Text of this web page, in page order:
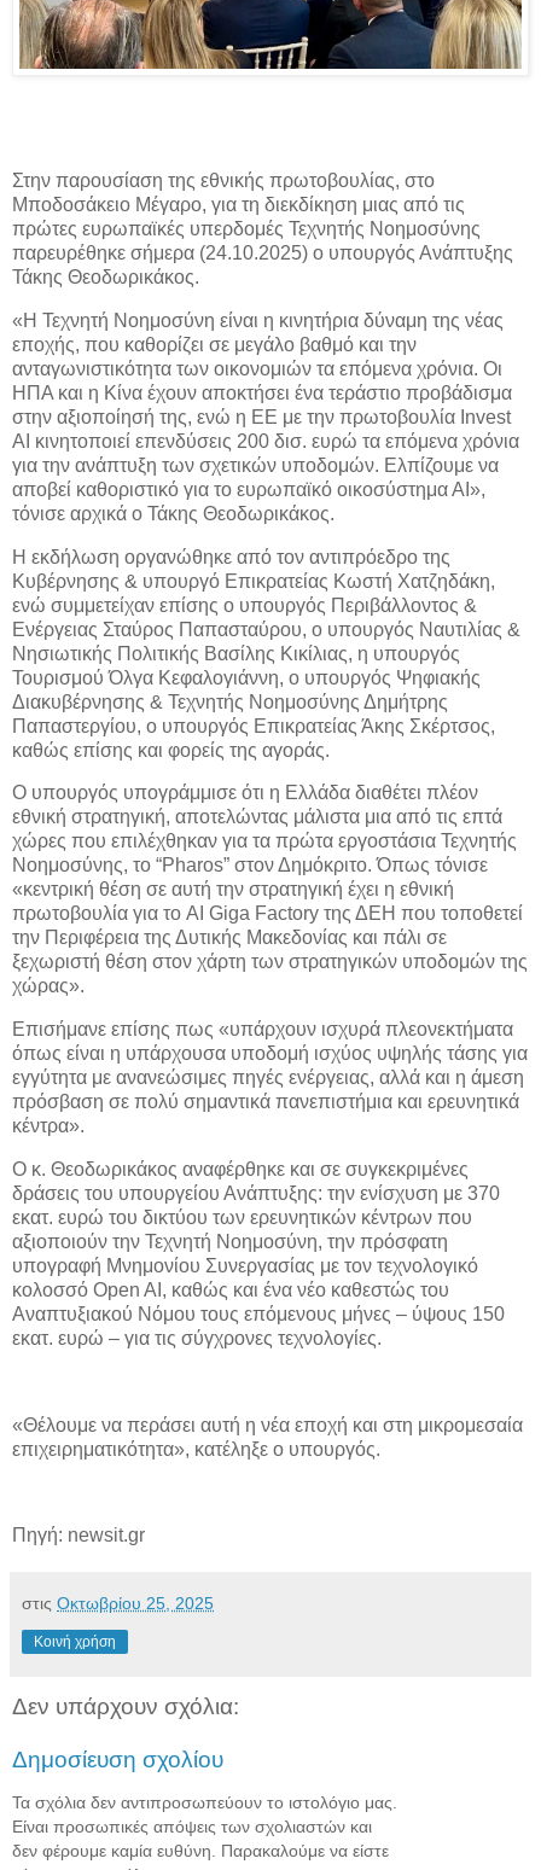
Στην παρουσίαση της εθνικής πρωτοβουλίας, στο
Μποδοσάκειο Μέγαρο, για τη διεκδίκηση μιας από τις
πρώτες ευρωπαϊκές υπερδομές Τεχνητής Νοημοσύνης
παρευρέθηκε σήμερα (24.10.2025) ο υπουργός Ανάπτυξης
Τάκης Θεοδωρικάκος.
«Η Τεχνητή Νοημοσύνη είναι η κινητήρια δύναμη της νέας
εποχής, που καθορίζει σε μεγάλο βαθμό και την
ανταγωνιστικότητα των οικονομιών τα επόμενα χρόνια. Οι
ΗΠΑ και η Κίνα έχουν αποκτήσει ένα τεράστιο προβάδισμα
στην αξιοποίησή της, ενώ η ΕΕ με την πρωτοβουλία Invest
AI κινητοποιεί επενδύσεις 200 δισ. ευρώ τα επόμενα χρόνια
για την ανάπτυξη των σχετικών υποδομών. Ελπίζουμε να
αποβεί καθοριστικό για το ευρωπαϊκό οικοσύστημα ΑΙ»,
τόνισε αρχικά ο Τάκης Θεοδωρικάκος.
Η εκδήλωση οργανώθηκε από τον αντιπρόεδρο της
Κυβέρνησης & υπουργό Επικρατείας Κωστή Χατζηδάκη,
ενώ συμμετείχαν επίσης ο υπουργός Περιβάλλοντος &
Ενέργειας Σταύρος Παπασταύρου, ο υπουργός Ναυτιλίας &
Νησιωτικής Πολιτικής Βασίλης Κικίλιας, η υπουργός
Τουρισμού Όλγα Κεφαλογιάννη, ο υπουργός Ψηφιακής
Διακυβέρνησης & Τεχνητής Νοημοσύνης Δημήτρης
Παπαστεργίου, ο υπουργός Επικρατείας Άκης Σκέρτσος,
καθώς επίσης και φορείς της αγοράς.
Ο υπουργός υπογράμμισε ότι η Ελλάδα διαθέτει πλέον
εθνική στρατηγική, αποτελώντας μάλιστα μια από τις επτά
χώρες που επιλέχθηκαν για τα πρώτα εργοστάσια Τεχνητής
Νοημοσύνης, το “Pharos” στον Δημόκριτο. Όπως τόνισε
«κεντρική θέση σε αυτή την στρατηγική έχει η εθνική
πρωτοβουλία για το AI Giga Factory της ΔΕΗ που τοποθετεί
την Περιφέρεια της Δυτικής Μακεδονίας και πάλι σε
ξεχωριστή θέση στον χάρτη των στρατηγικών υποδομών της
χώρας».
Επισήμανε επίσης πως «υπάρχουν ισχυρά πλεονεκτήματα
όπως είναι η υπάρχουσα υποδομή ισχύος υψηλής τάσης για
εγγύτητα με ανανεώσιμες πηγές ενέργειας, αλλά και η άμεση
πρόσβαση σε πολύ σημαντικά πανεπιστήμια και ερευνητικά
κέντρα».
Ο κ. Θεοδωρικάκος αναφέρθηκε και σε συγκεκριμένες
δράσεις του υπουργείου Ανάπτυξης: την ενίσχυση με 370
εκατ. ευρώ του δικτύου των ερευνητικών κέντρων που
αξιοποιούν την Τεχνητή Νοημοσύνη, την πρόσφατη
υπογραφή Μνημονίου Συνεργασίας με τον τεχνολογικό
κολοσσό Open AI, καθώς και ένα νέο καθεστώς του
Αναπτυξιακού Νόμου τους επόμενους μήνες – ύψους 150
εκατ. ευρώ – για τις σύγχρονες τεχνολογίες.
«Θέλουμε να περάσει αυτή η νέα εποχή και στη μικρομεσαία
επιχειρηματικότητα», κατέληξε ο υπουργός.
Πηγή: newsit.gr
στις Οκτωβρίου 25, 2025
Κοινή χρήση
Δεν υπάρχουν σχόλια:
Δημοσίευση σχολίου
Τα σχόλια δεν αντιπροσωπεύουν το ιστολόγιο μας.
Είναι προσωπικές απόψεις των σχολιαστών και
δεν φέρουμε καμία ευθύνη. Παρακαλούμε να είστε